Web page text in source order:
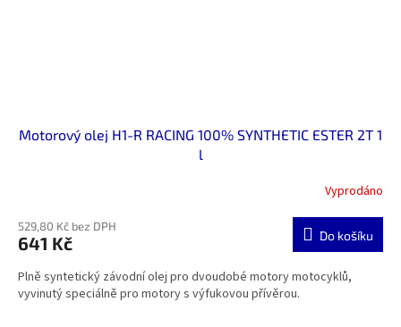
Motorový olej H1-R RACING 100% SYNTHETIC ESTER 2T 1
l
Vyprodáno
529,80 Kč bez DPH
641 Kč Do košíku
Plně syntetický závodní olej pro dvoudobé motory motocyklů,
vyvinutý speciálně pro motory s výfukovou přívěrou.